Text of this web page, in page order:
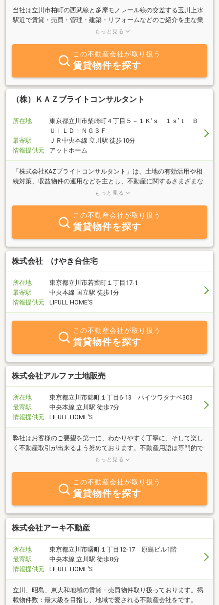
当社は立川市柏町の西武線と多摩モノレール線の交差する玉川上水
駅近で賃貸・売買・管理・建築・リフォームなどのご紹介を主な業
務内容としてる会社です。 地域に密着し４５年間営業し、地元の
の楽器演奏ができるマンション・アパート物件を多数取扱っていま
もっと見る
この不動産会社が取り扱う
賃貸物件を探す
（株）ＫＡＺブライトコンサルタント
所在地
東京都立川市柴崎町４丁目５－１Ｋ’ｓ １ｓ’ｔ Ｂ
ＵＩＬＤＩＮＧ３Ｆ
最寄駅
ＪＲ中央本線 立川駅 徒歩10分
情報提供元
アットホーム
「株式会社KAZブライトコンサルタント」は、土地の有効活用や相
続対策、収益物件の運用などを主とし、不動産に関するさまざまな
ご相談やお悩みを解決する不動産総合コンサルティング会社とし
絶大な信頼を得てきました。「株式会社KAZブライトコンサルタン
ト」が誇る強みは、ずばり【人】です。金融機関で30年以上、融資
業務や不動産に関わる相談業務に携わってきた人もおり、そのノウ
ハウや人脈を生かしております。他にも不動産売買・金融・建築な
ど専門分野に長けたスタッフとともに、外部とも太いパイプを築い
ている会社です。だからこそ、お客様のご要望やご相談に対して、
なご提案をし、あらゆる課題を解決することができるのです。ま
た、グループ各社の強みを最大限に発揮して、ご相談いただいたお
客様をしっかりとサポートしながら多摩地域に寄り添い、地域全体
もっと見る
この不動産会社が取り扱う
賃貸物件を探す
株式会社 けやき台住宅
所在地
東京都立川市若葉町１丁目17-1
最寄駅
中央本線 国立駅 徒歩1分
情報提供元
LIFULL HOME'S
この不動産会社が取り扱う
賃貸物件を探す
株式会社アルファ土地販売
所在地
東京都立川市錦町１丁目6-13 ハイツワタナベ303
最寄駅
中央本線 立川駅 徒歩7分
情報提供元
LIFULL HOME'S
弊社はお客様のご要望を第一に、わかりやすく丁寧に、そして楽し
く不動産取引が出来るよう努めております。不動産用語は専門的で
判り辛いことが多々あると思います。そんな時でも気負いせずなん
もっと見る
この不動産会社が取り扱う
賃貸物件を探す
株式会社アーキ不動産
所在地
東京都立川市曙町１丁目12-17 原島ビル1階
最寄駅
中央本線 立川駅 徒歩8分
情報提供元
LIFULL HOME'S
立川、昭島、東大和地域の賃貸・売買物件取り扱っております。掲
載物件数：最大級を目指し、地域で愛される不動産会社をです。